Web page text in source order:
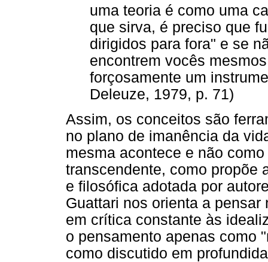
uma teoria é como uma
que sirva, é preciso que
dirigidos para fora" e se
encontrem vocês
forçosamente um
Deleuze, 1979, p. 71)
Assim, os conceitos são
no plano de imanência da
mesma acontece e não
transcendente, como propõe
e filosófica adotada por
Guattari nos orienta a
em crítica constante às
o pensamento apenas como
como discutido em